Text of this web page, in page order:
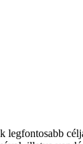
legfontosabb